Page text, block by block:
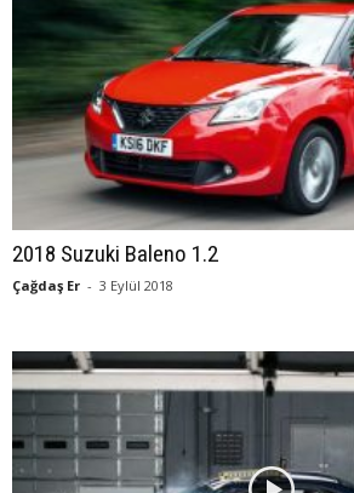
2018 Suzuki Baleno 1.2
Çağdaş Er - 3 Eylül 2018